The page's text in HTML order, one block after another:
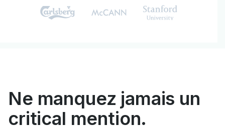
Ne manquez jamais un
critical mention.